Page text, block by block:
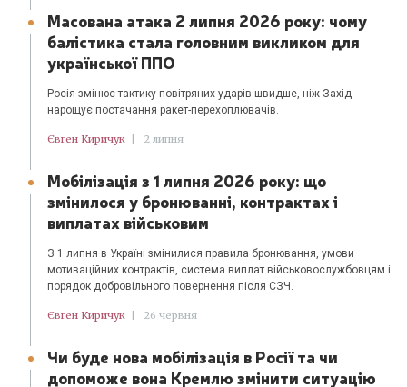
Масована атака 2 липня 2026 року: чому
балістика стала головним викликом для
української ППО
Росія змінює тактику повітряних ударів швидше, ніж Захід
нарощує постачання ракет-перехоплювачів.
Євген Киричук | 2 липня
Мобілізація з 1 липня 2026 року: що
змінилося у бронюванні, контрактах і
виплатах військовим
З 1 липня в Україні змінилися правила бронювання, умови
мотиваційних контрактів, система виплат військовослужбовцям і
порядок добровільного повернення після СЗЧ.
Євген Киричук | 26 червня
Чи буде нова мобілізація в Росії та чи
допоможе вона Кремлю змінити ситуацію